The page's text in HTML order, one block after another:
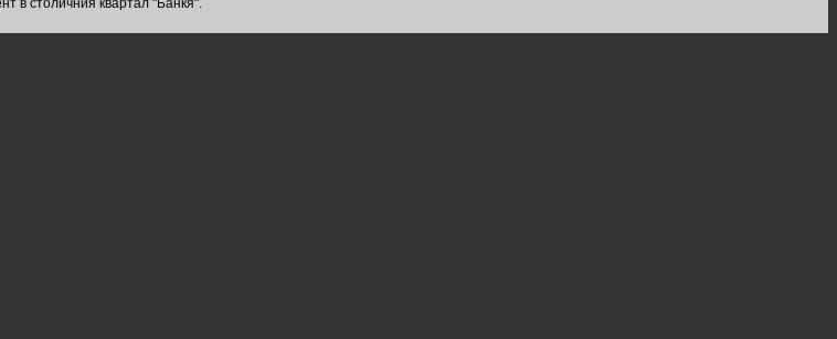
в столичния квартал "Банкя".